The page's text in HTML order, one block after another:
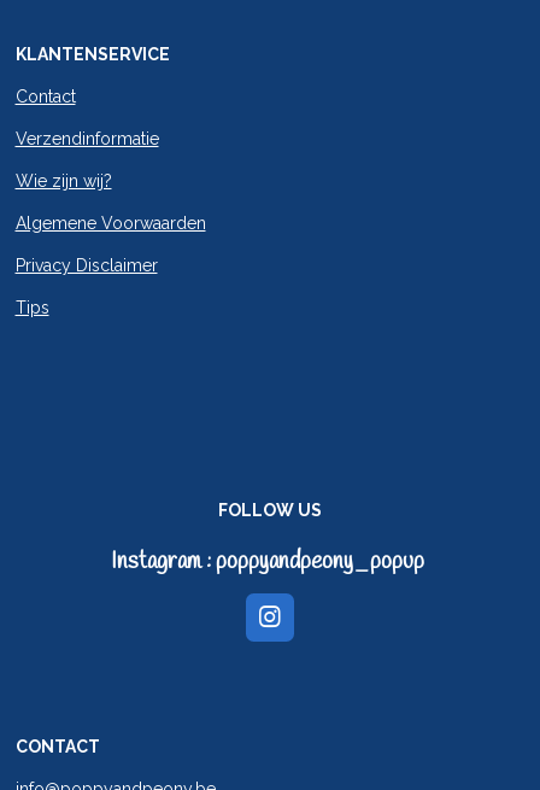
KLANTENSERVICE
Contact
Verzendinformatie
Wie zijn wij?
Algemene Voorwaarden
Privacy Disclaimer
Tips
FOLLOW US
Instagram : poppyandpeony_popup
I
CONTACT